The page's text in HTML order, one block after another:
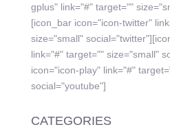
gplus" link="#" target=""
[icon_bar icon="icon-twitter"
size="small"
link="#" target="" size="small"
icon="icon-play" link="#"
social="youtube"]
CATEGORIES